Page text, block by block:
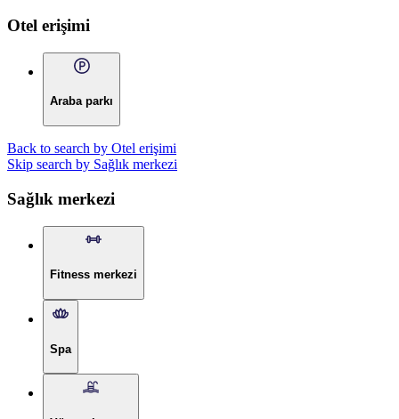
Otel erişimi
Araba parkı
Back to search by Otel erişimi
Skip search by Sağlık merkezi
Sağlık merkezi
Fitness merkezi
Spa